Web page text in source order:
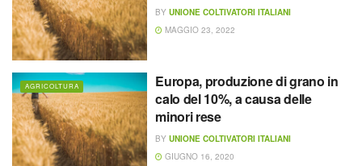
BY UNIONE COLTIVATORI ITALIANI
MAGGIO 23, 2022
AGRICOLTURA
Europa, produzione di grano in
calo del 10%, a causa delle
minori rese
BY UNIONE COLTIVATORI ITALIANI
GIUGNO 16, 2020